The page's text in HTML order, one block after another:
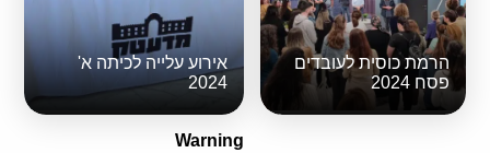
הרמת כוסית לעובדים
פסח 2024
אירוע עלייה לכיתה א'
2024
Warning